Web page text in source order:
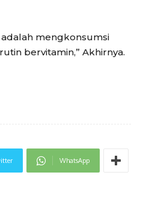
mengkonsumsi
bervitamin,” Akhirnya.
WhatsApp